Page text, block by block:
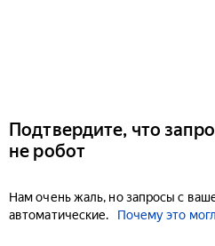
Подтвердите, что
не робот
Нам очень жаль, но запросы с
автоматические.
Почему это